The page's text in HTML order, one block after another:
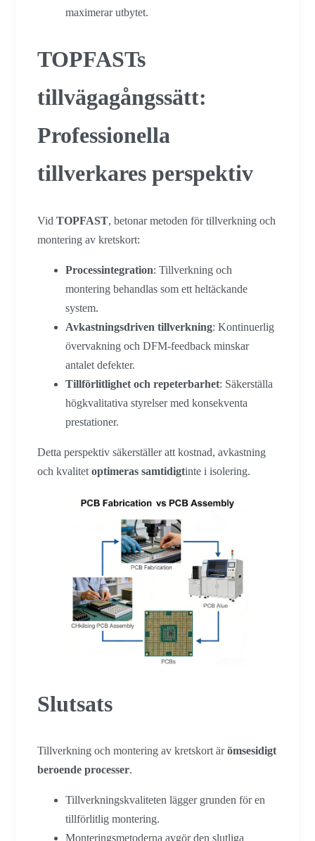
maximerar utbytet.
TOPFASTs
tillvägagångssätt:
Professionella
tillverkares perspektiv
Vid TOPFAST, betonar metoden för tillverkning och
montering av kretskort:
Processintegration: Tillverkning och
montering behandlas som ett heltäckande
system.
Avkastningsdriven tillverkning: Kontinuerlig
övervakning och DFM-feedback minskar
antalet defekter.
Tillförlitlighet och repeterbarhet: Säkerställa
högkvalitativa styrelser med konsekventa
prestationer.
Detta perspektiv säkerställer att kostnad, avkastning
och kvalitet optimeras samtidigtinte i isolering.
Slutsats
Tillverkning och montering av kretskort ärömsesidigt
beroende processer.
Tillverkningskvaliteten lägger grunden för en
tillförlitlig montering.
Monteringsmetoderna avgör den slutliga